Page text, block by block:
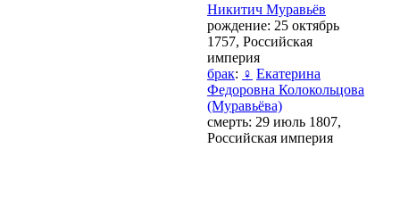
Никитич Муравьёв
рождение: 25 октябрь
1757, Российская
империя
брак: ♀ Екатерина
Федоровна Колокольцова
(Муравьёва)
смерть: 29 июль 1807,
Российская империя